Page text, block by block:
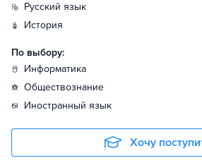
русский язык
история
По выбору:
информатика
обществознание
иностранный язык
Хочу